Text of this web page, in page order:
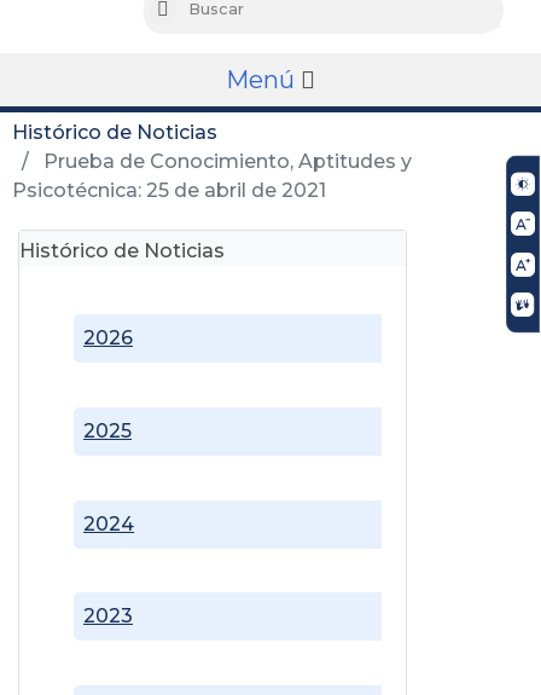
Buscar
Menú
Histórico de Noticias
Prueba de Conocimiento, Aptitudes y
Psicotécnica: 25 de abril de 2021
Histórico de Noticias
2023
2024
2025
2026